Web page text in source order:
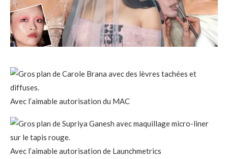
Avec l’aimable autorisation du MAC
Avec l’aimable autorisation de Launchmetrics